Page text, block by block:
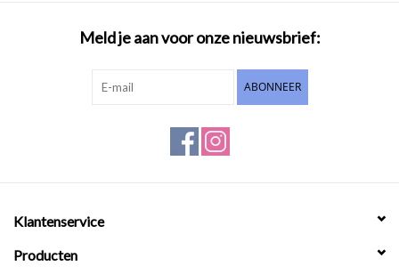
Meld je aan voor onze nieuwsbrief:
ABONNEER
Klantenservice
Producten